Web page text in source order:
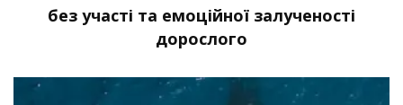
без участі та емоційної залученості
дорослого